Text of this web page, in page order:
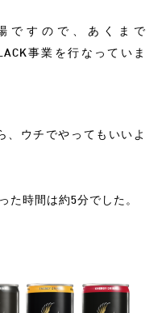
ですので、あくまで
事業を行なっていま
、ウチでやってもいいよ
た時間は約5分でした。